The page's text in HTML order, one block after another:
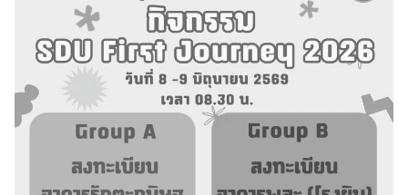
รายงานจำนวนนักศึกษาลูกคนแรก
รายงานจำนวนผู้สำเร็จการศึกษา
รายชื่อผู้สำเร็จการศึกษา
รายวิชาเลือกเสรี
สรุปองค์ความรู้กิจกรรมสนับสนุนด้านวิชาการ
for: